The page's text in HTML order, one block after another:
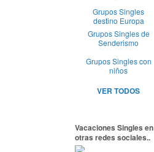
Grupos Singles
destino Europa
Grupos Singles de
Senderismo
Grupos Singles con
niños
VER TODOS
Vacaciones Singles en
otras redes sociales..